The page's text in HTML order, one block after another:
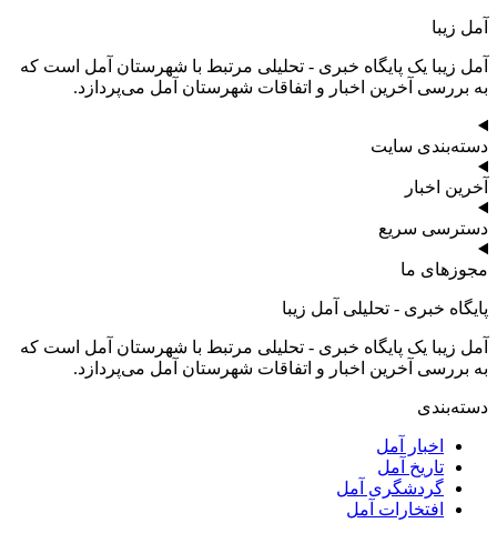
آمل زیبا
آمل زیبا یک پایگاه خبری - تحلیلی مرتبط با شهرستان آمل است که
به بررسی آخرین اخبار و اتفاقات شهرستان آمل می‌پردازد.
دسته‌بندی سایت
آخرین اخبار
دسترسی سریع
مجوزهای ما
پایگاه خبری - تحلیلی آمل زیبا
آمل زیبا یک پایگاه خبری - تحلیلی مرتبط با شهرستان آمل است که
به بررسی آخرین اخبار و اتفاقات شهرستان آمل می‌پردازد.
دسته‌بندی
اخبار آمل
تاریخ آمل
گردشگری آمل
افتخارات آمل